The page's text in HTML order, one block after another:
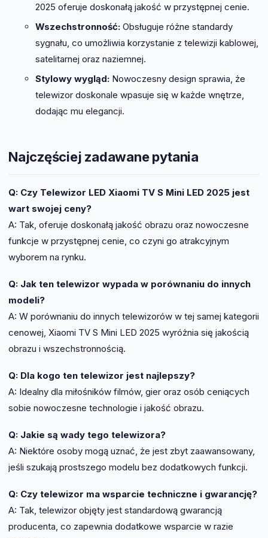
2025 oferuje doskonałą jakość w przystępnej cenie.
Wszechstronność: Obsługuje różne standardy
sygnału, co umożliwia korzystanie z telewizji kablowej,
satelitarnej oraz naziemnej.
Stylowy wygląd: Nowoczesny design sprawia, że
telewizor doskonale wpasuje się w każde wnętrze,
dodając mu elegancji.
Najczęściej zadawane pytania
Q: Czy Telewizor LED Xiaomi TV S Mini LED 2025 jest
wart swojej ceny?
A: Tak, oferuje doskonałą jakość obrazu oraz nowoczesne
funkcje w przystępnej cenie, co czyni go atrakcyjnym
wyborem na rynku.
Q: Jak ten telewizor wypada w porównaniu do innych
modeli?
A: W porównaniu do innych telewizorów w tej samej kategorii
cenowej, Xiaomi TV S Mini LED 2025 wyróżnia się jakością
obrazu i wszechstronnością.
Q: Dla kogo ten telewizor jest najlepszy?
A: Idealny dla miłośników filmów, gier oraz osób ceniących
sobie nowoczesne technologie i jakość obrazu.
Q: Jakie są wady tego telewizora?
A: Niektóre osoby mogą uznać, że jest zbyt zaawansowany,
jeśli szukają prostszego modelu bez dodatkowych funkcji.
Q: Czy telewizor ma wsparcie techniczne i gwarancję?
A: Tak, telewizor objęty jest standardową gwarancją
producenta, co zapewnia dodatkowe wsparcie w razie